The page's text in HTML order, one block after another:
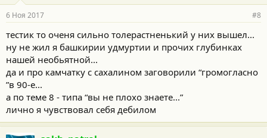
6 Ноя 2017 #8
тестик то оченя сильно толерастненький у них вышел...
ну не жил я башкирии удмуртии и прочих глубинках
нашей необьятной...
да и про камчатку с сахалином заговорили “громогласно
”в 90-е...
а по теме 8 - типа “вы не плохо знаете...”
лично я чувствовал себя дебилом